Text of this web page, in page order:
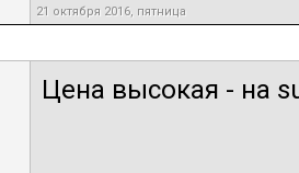
21 октября 2016, пятница
Цена высокая - на